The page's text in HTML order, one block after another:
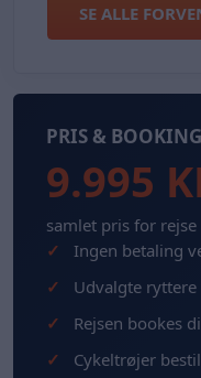
SE ALLE
PRIS & BOOKING
9.995
samlet pris for
Ingen betaling
Udvalgte
Rejsen bookes
Cykeltrøjer